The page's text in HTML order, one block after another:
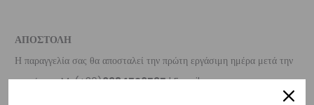
ΑΠΟΣΤΟΛΗ
Η παραγγελία σας θα αποσταλεί την πρώτη εργάσιμη ημέρα μετά την
αγορά σας. M: (+30)6984526595| Email: